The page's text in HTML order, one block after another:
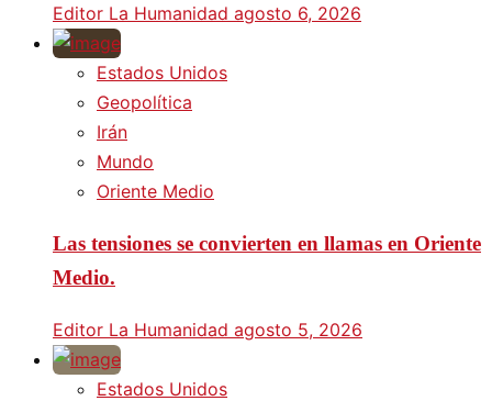
Editor La Humanidad agosto 6, 2026
Estados Unidos
Geopolítica
Irán
Mundo
Oriente Medio
Las tensiones se convierten en llamas en Oriente
Medio.
Editor La Humanidad agosto 5, 2026
Estados Unidos